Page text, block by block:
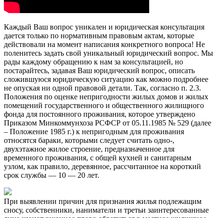
Каждый Ваш вопрос уникален и юридическая консультация
дается только по нормативным правовым актам, которые
действовали на момент написания конкретного вопроса! Не
поленитесь задать свой уникальный юридический вопрос. Мы
рады каждому обращению к нам за консультацией, но
постарайтесь, задавая Ваш юридический вопрос, описать
сложившуюся юридическую ситуацию как можно подробнее
не опуская ни одной правовой детали. Так, согласно п. 2.3.
Положения по оценке непригодности жилых домов и жилых
помещений государственного и общественного жилищного
фонда для постоянного проживания, которое утверждено
Приказом Минкоммунхоза РСФСР от 05.11.1985 № 529 (далее
– Положение 1985 г.) к непригодным для проживания
относятся бараки, которыми следует считать одно-,
двухэтажное жилое строение, предназначенное для
временного проживания, с общей кухней и санитарным
узлом, как правило, деревянное, рассчитанное на короткий
срок службы — 10 — 20 лет.
При выявлении причин для признания жилья подлежащим
сносу, собственники, наниматели и третьи заинтересованные